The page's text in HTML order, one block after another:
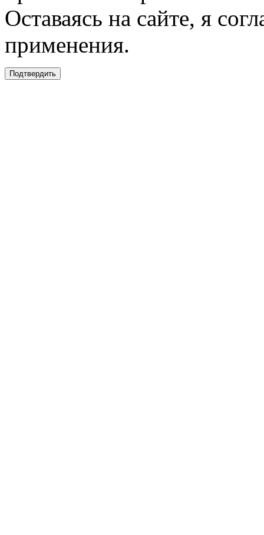
Оставаясь на сайте, я
применения.
Подтвердить